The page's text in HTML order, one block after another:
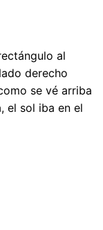
al
derecho
se vé arriba
el sol iba en el